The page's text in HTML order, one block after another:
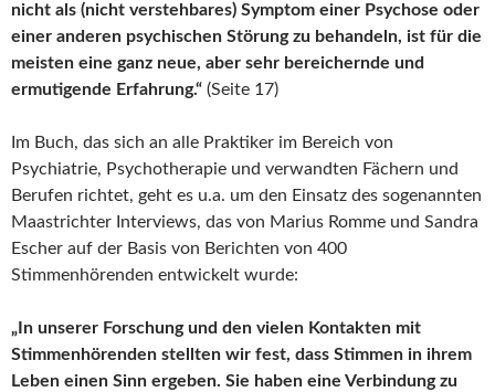
nicht als (nicht verstehbares) Symptom einer Psychose oder
einer anderen psychischen Störung zu behandeln, ist für die
meisten eine ganz neue, aber sehr bereichernde und
ermutigende Erfahrung.“ (Seite 17)
Im Buch, das sich an alle Praktiker im Bereich von
Psychiatrie, Psychotherapie und verwandten Fächern und
Berufen richtet, geht es u.a. um den Einsatz des sogenannten
Maastrichter Interviews, das von Marius Romme und Sandra
Escher auf der Basis von Berichten von 400
Stimmenhörenden entwickelt wurde:
„In unserer Forschung und den vielen Kontakten mit
Stimmenhörenden stellten wir fest, dass Stimmen in ihrem
Leben einen Sinn ergeben. Sie haben eine Verbindung zu